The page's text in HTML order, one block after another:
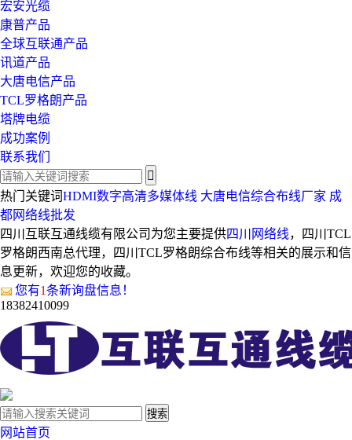
宏安光缆
康普产品
全球互联通产品
讯道产品
大唐电信产品
TCL罗格朗产品
塔牌电缆
成功案例
联系我们
热门关键词HDMI数字高清多媒体线 大唐电信综合布线厂家 成
都网络线批发
四川互联互通线缆有限公司为您主要提供四川网络线，四川TCL
罗格朗西南总代理，四川TCL罗格朗综合布线等相关的展示和信
息更新，欢迎您的收藏。
您有1条新询盘信息！
18382410099
网站首页